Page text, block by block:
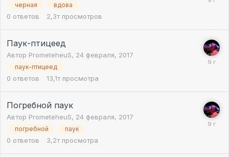
черная вдова
0 ответов 2,3т просмотров
Паук-птицеед
Автор PrometeheuS, 24 февраля, 2017
паук-птицеед
0 ответов 13,1т просмотра
Погребной паук
Автор PrometeheuS, 24 февраля, 2017
погребной паук
0 ответов 3,2т просмотра